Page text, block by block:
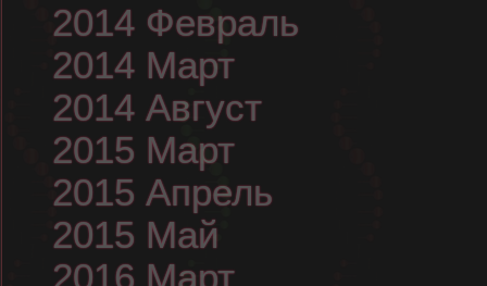
2014 Февраль
2014 Март
2014 Август
2015 Март
2015 Апрель
2015 Май
2016 Март